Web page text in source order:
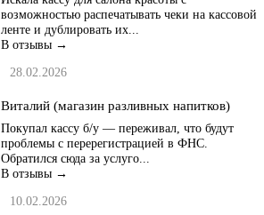
возможностью распечатывать чеки на кассовой
ленте и дублировать их...
В отзывы →
28.02.2026
Виталий (магазин разливных напитков)
Покупал кассу б/у — переживал, что будут
проблемы с перерегистрацией в ФНС.
Обратился сюда за услуго...
В отзывы →
10.02.2026